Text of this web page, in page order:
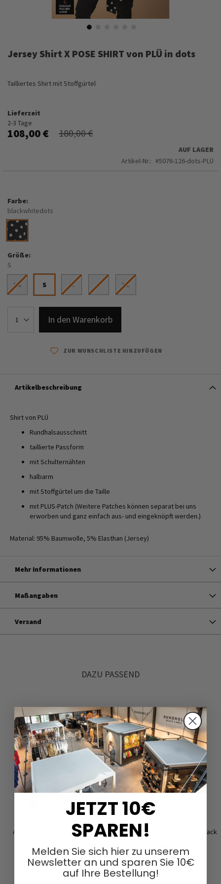
der
Jersey Shirt X POSE SHIRT von PLÜ in dots
Tailliertes Shirt mit Stoffgürtel
Lieferzeit
2-3 Tage
108,00 € 180,00 €
AUF LAGER
Artikel-Nr.
5076-126-dots-PLÜ
Farbe
blackwhitedots
Größe
S
XS S M L XL
In den Warenkorb
ZUR WUNSCHLISTE HINZUFÜGEN
Artikelbeschreibung
Shirt von PLÜ
Rundhalsausschnitt
taillierte Passform
mit Schulternähten
halbarm
mit Stoffgürtel um die Taille
mit PLUS-Patch (Weitere Patches können separat bei uns
erworben und ganz einfach aus- und eingeknöpft werden.)
Material: 95% Baumwolle, 5% Elasthan (Jersey)
Mehr Informationen
Maßangaben
Versand
DAZU PASSEND
Armkette A CHAIN BRACELET von
PLÜ in silver
100,00 €
Hoher Sneaker von PLÜ in black
JETZT 10€
SPAREN!
Melden Sie sich hier zu unserem
Newsletter an und sparen Sie 10€
auf Ihre Bestellung!